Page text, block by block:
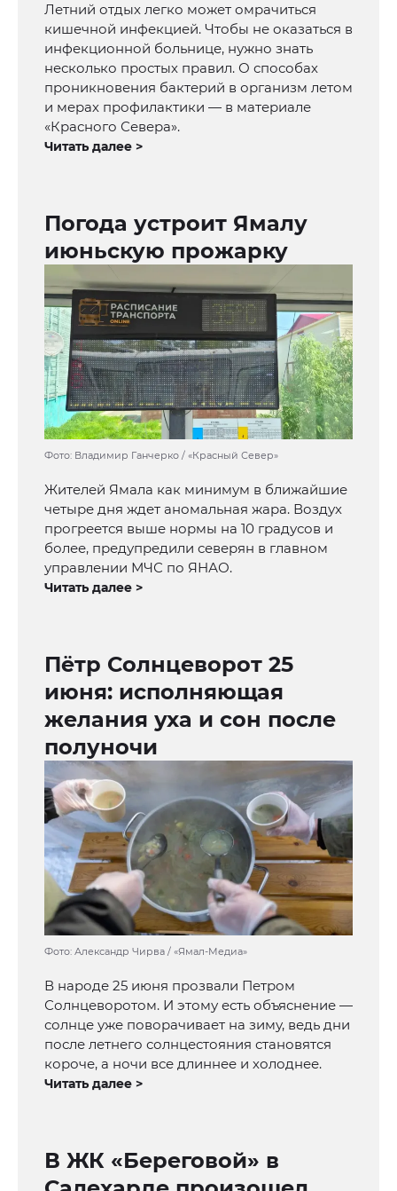
Летний отдых легко может омрачиться
кишечной инфекцией. Чтобы не оказаться в
инфекционной больнице, нужно знать
несколько простых правил. О способах
проникновения бактерий в организм летом
и мерах профилактики — в материале
«Красного Севера».
Читать далее >
Погода устроит Ямалу
июньскую прожарку
Фото: Владимир Ганчерко / «Красный Север»
Жителей Ямала как минимум в ближайшие
четыре дня ждет аномальная жара. Воздух
прогреется выше нормы на 10 градусов и
более, предупредили северян в главном
управлении МЧС по ЯНАО.
Читать далее >
Пётр Солнцеворот 25
июня: исполняющая
желания уха и сон после
полуночи
Фото: Александр Чирва / «Ямал-Медиа»
В народе 25 июня прозвали Петром
Солнцеворотом. И этому есть объяснение —
солнце уже поворачивает на зиму, ведь дни
после летнего солнцестояния становятся
короче, а ночи все длиннее и холоднее.
Читать далее >
В ЖК «Береговой» в